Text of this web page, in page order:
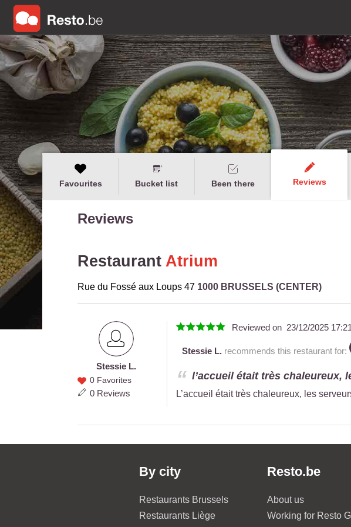
Favourites Bucket list Been there Reviews
Reviews
Restaurant Atrium
Rue du Fossé aux Loups 47 1000 BRUSSELS (CENTER)
Stessie
L.
Stessie L.
0 Favorites
0 Reviews
Reviewed on 23/12/2025 17:21
Stessie L. recommends this restaurant for:
l’accueil était très chaleureux,
L’accueil était très chaleureux, les
By city
Restaurants Brussels
Restaurants Liège
Resto.be
About us
Working for Resto